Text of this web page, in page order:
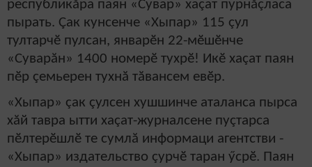
республикăра паян «Сувар» хаçат пурнăçласа
пырать. Çак кунсенче «Хыпар» 115 çул
тултарчӗ пулсан, январӗн 22-мӗшӗнче
«Суварăн» 1400 номерӗ тухрӗ! Икӗ хаçат паян
пӗр çемьерен тухнă тăвансем евӗр.
«Хыпар» çак çулсен хушшинче аталанса пырса
хăй тавра ытти хаçат-журналсене пуçтарса
пӗлтерӗшлӗ те сумлă информаци агентстви -
«Хыпар» издательство çурчӗ таран ӳсрӗ. Паян